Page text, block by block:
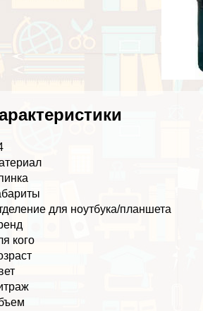
для ноутбука/планшета
кого